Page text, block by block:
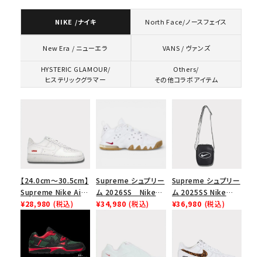
NIKE /ナイキ North Face/ノースフェイス
New Era / ニューエラ VANS / ヴァンズ
HYSTERIC GLAMOUR/
ヒステリックグラマー
Others/
その他コラボアイテム
【24.0cm～30.5cm】
Supreme Nike Air
Force 1 Low シュプ
ース１スニーカー シ
ューズ ホワイト
¥28,980 (税込)
Supreme シュプリー
ム 2026SS Nike
SB Air Max 2 CB 94
¥34,980 (税込)
Supreme シュプリー
ム 2025SS Nike
Leather Shoulder
¥36,980 (税込)